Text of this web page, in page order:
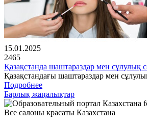
15.01.2025
2465
Қазақстанда шаштараздар мен сұлулық
Қазақстандағы шаштараздар мен
Подробнее
Барлық жаңалықтар
Все салоны красаты Казахстана